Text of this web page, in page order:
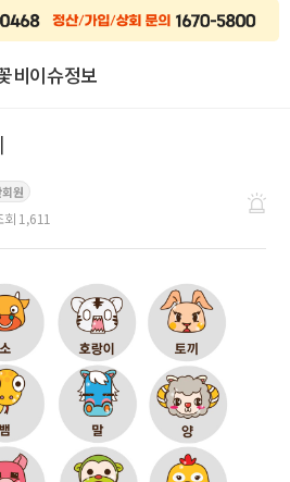
비이슈정보
원
회 1,611